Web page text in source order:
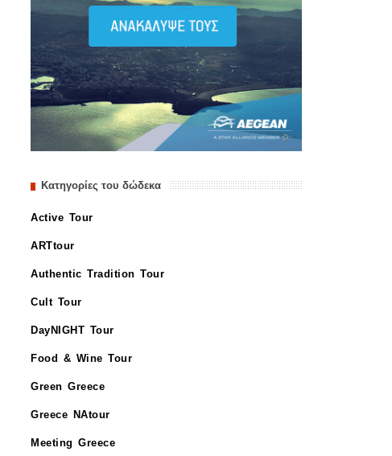
Κατηγορίες του δώδεκα
Active Tour
ARTtour
Authentic Tradition Tour
Cult Tour
DayNIGHT Tour
Food & Wine Tour
Green Greece
Greece NAtour
Meeting Greece